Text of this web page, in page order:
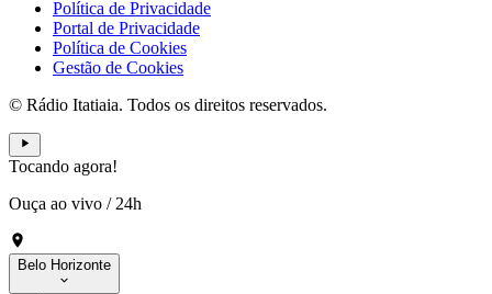
Política de Privacidade
Portal de Privacidade
Política de Cookies
Gestão de Cookies
© Rádio Itatiaia. Todos os direitos reservados.
Tocando agora!
Ouça ao vivo / 24h
Belo Horizonte